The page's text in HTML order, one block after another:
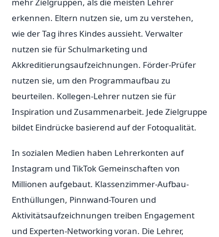
erkennen. Eltern nutzen sie, um zu verstehen,
wie der Tag ihres Kindes aussieht. Verwalter
nutzen sie für Schulmarketing und
Akkreditierungsaufzeichnungen. Förder-Prüfer
nutzen sie, um den Programmaufbau zu
beurteilen. Kollegen-Lehrer nutzen sie für
Inspiration und Zusammenarbeit. Jede Zielgruppe
bildet Eindrücke basierend auf der Fotoqualität.
In sozialen Medien haben Lehrerkonten auf
Instagram und TikTok Gemeinschaften von
Millionen aufgebaut. Klassenzimmer-Aufbau-
Enthüllungen, Pinnwand-Touren und
Aktivitätsaufzeichnungen treiben Engagement
und Experten-Networking voran. Die Lehrer,